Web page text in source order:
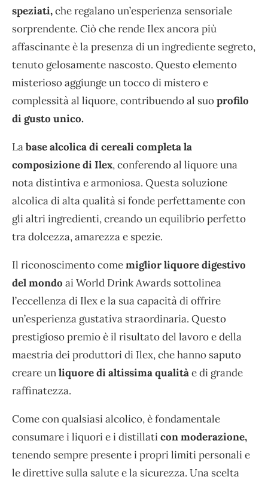
speziati,che regalano un’esperienza sensoriale
sorprendente. Ciò che rende Ilex ancora più
affascinante è la presenza di un ingrediente segreto,
tenuto gelosamente nascosto. Questo elemento
misterioso aggiunge un tocco di mistero e
complessità al liquore, contribuendo al suoprofilo
di gusto unico.
Labase alcolica di cereali completa la
composizione di Ilex, conferendo al liquore una
nota distintiva e armoniosa. Questa soluzione
alcolica di alta qualità si fonde perfettamente con
gli altri ingredienti, creando un equilibrio perfetto
tra dolcezza, amarezza e spezie.
Il riconoscimento comemiglior liquore digestivo
del mondo ai World Drink Awards sottolinea
l’eccellenza di Ilex e la sua capacità di offrire
un’esperienza gustativa straordinaria. Questo
prestigioso premio è il risultato del lavoro e della
maestria dei produttori di Ilex, che hanno saputo
creare unliquore di altissima qualitàe di grande
raffinatezza.
Come con qualsiasi alcolico, è fondamentale
consumare i liquori e i distillaticon moderazione,
tenendo sempre presente i propri limiti personali e
le direttive sulla salute e la sicurezza. Una scelta